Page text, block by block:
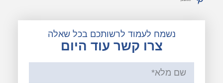
נשמח לעמוד לרשותכם בכל שאלה
צרו קשר עוד היום